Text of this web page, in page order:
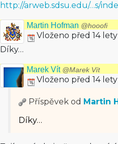
http://arweb.sdsu.edu/…s/
Martin Hofman @hooofi
Vloženo před 14 lety
Díky…
Marek Vít @Marek Vít
Vloženo před 14 lety
Příspěvek od Martin
Díky…